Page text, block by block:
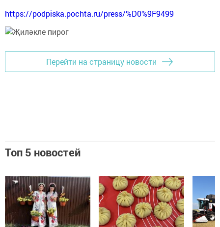
https://podpiska.pochta.ru/press/%D0%9F9499
Перейти на страницу новости
Топ 5 новостей